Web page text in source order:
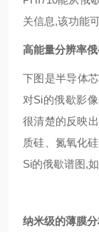
关信息,该功能可
高能量分辨率
下图是半导体
对Si的俄歇影
很清楚的反映
质硅、氮氧
Si的俄歇谱图,如
纳米级的薄膜